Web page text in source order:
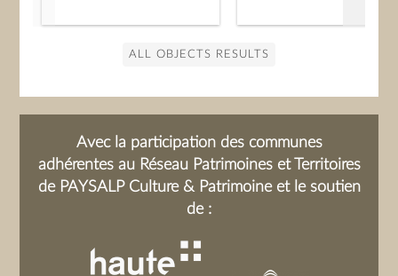
ALL OBJECTS RESULTS
Avec la participation des communes
adhérentes au Réseau Patrimoines et Territoires
de PAYSALP Culture & Patrimoine et le soutien
de :